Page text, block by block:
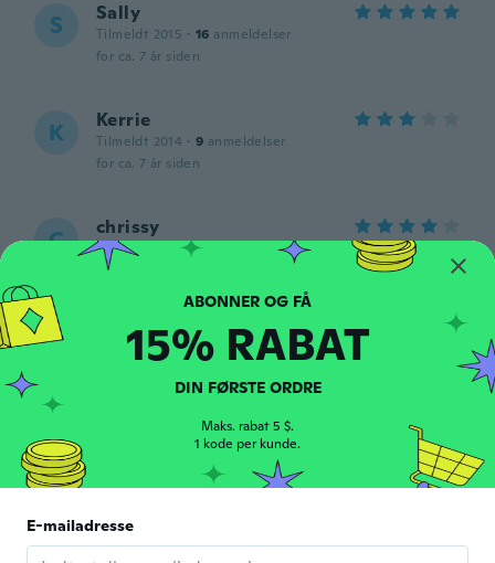
S Sally
Tilmeldt 2015 · 16 anmeldelser
for ca. 7 år siden
K Kerrie
Tilmeldt 2014 · 9 anmeldelser
for ca. 7 år siden
C chrissy
Tilmeldt 2016
anmeldelser
for ca. 7 år siden
R Rebeca
Tilmeldt 2014 · 10 anmeldelser
for ca. 7 år siden
S 11 anmeldelser · 2
It is a bit thin... Overall it is ok
15% RABAT
DIN FØRSTE ORDRE
Maks. rabat 5 $.
1 kode per kunde.
E-mailadresse